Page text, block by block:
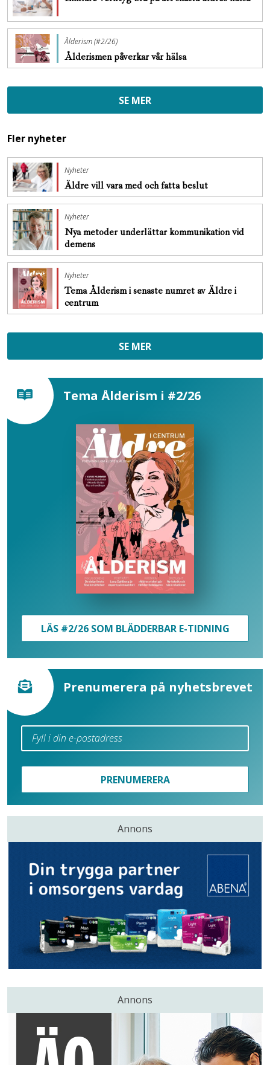
Ålderism (#2/26)
Ålderismen påverkar vår hälsa
SE MER
Fler nyheter
Nyheter
Äldre vill vara med och fatta beslut
Nyheter
Nya metoder underlättar kommunikation vid
demens
Nyheter
Tema Ålderism i senaste numret av Äldre i
centrum
SE MER
Tema Ålderism i #2/26
LÄS #2/26 SOM BLÄDDERBAR E-TIDNING
Prenumerera på nyhetsbrevet
PRENUMERERA
Annons
Annons